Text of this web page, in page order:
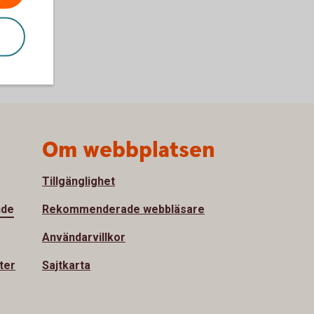
Om webbplatsen
Tillgänglighet
Rekommenderade webbläsare
Användarvillkor
Sajtkarta